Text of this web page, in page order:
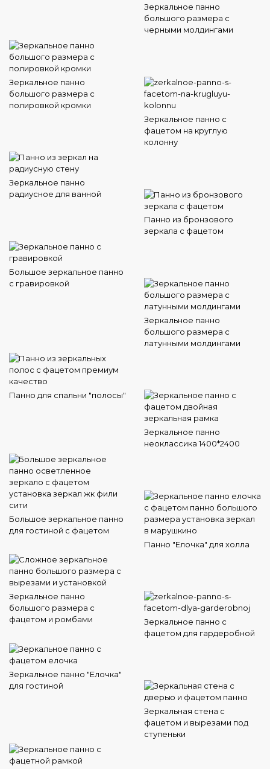
Зеркальное панно
большого размера с
черными молдингами
Зеркальное панно
большого размера с
полировкой кромки
Зеркальное панно с
фацетом на круглую
колонну
Зеркальное панно
радиусное для ванной
Панно из бронзового
зеркала с фацетом
Большое зеркальное панно
с гравировкой
Зеркальное панно
большого размера с
латунными молдингами
Панно для спальни "полосы"
Зеркальное панно
неоклассика 1400*2400
Большое зеркальное панно
для гостиной с фацетом
Панно "Елочка" для холла
Зеркальное панно
большого размера с
фацетом и ромбами
Зеркальное панно с
фацетом для гардеробной
Зеркальное панно "Елочка"
для гостиной
Зеркальная стена с
фацетом и вырезами под
ступеньки